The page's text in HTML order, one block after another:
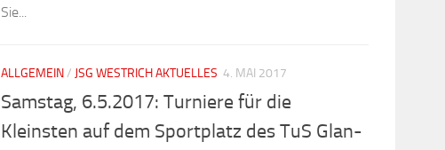
Sie...
ALLGEMEIN/ JSG WESTRICH AKTUELLES 4. MAI 2017
Samstag, 6.5.2017: Turniere für die
Kleinsten auf dem Sportplatz des TuS Glan-